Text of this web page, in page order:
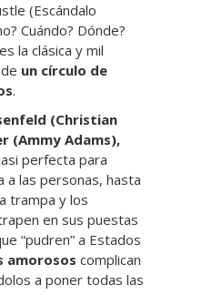
(Escándalo
Cuándo? Dónde?
la clásica y mil
un círculo de
.
(Christian
(Ammy Adams),
perfecta para
a las personas, hasta
trampa y los
en sus puestas
“pudren” a Estados
amorosos complican
a poner todas las